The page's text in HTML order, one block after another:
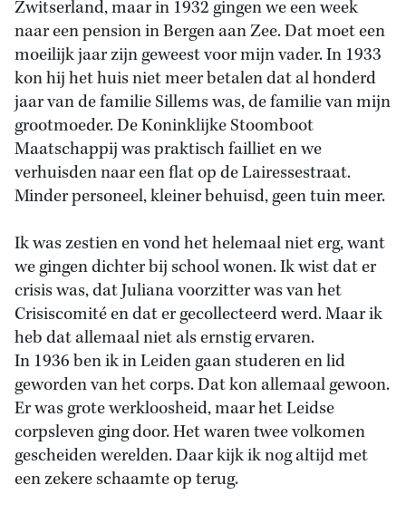
Zwitserland, maar in 1932 gingen we een week
naar een pension in Bergen aan Zee. Dat moet een
moeilijk jaar zijn geweest voor mijn vader. In 1933
kon hij het huis niet meer betalen dat al honderd
jaar van de familie Sillems was, de familie van mijn
grootmoeder. De Koninklijke Stoomboot
Maatschappij was praktisch failliet en we
verhuisden naar een flat op de Lairessestraat.
Minder personeel, kleiner behuisd, geen tuin meer.
Ik was zestien en vond het helemaal niet erg, want
we gingen dichter bij school wonen. Ik wist dat er
crisis was, dat Juliana voorzitter was van het
Crisiscomité en dat er gecollecteerd werd. Maar ik
heb dat allemaal niet als ernstig ervaren.
In 1936 ben ik in Leiden gaan studeren en lid
geworden van het corps. Dat kon allemaal gewoon.
Er was grote werkloosheid, maar het Leidse
corpsleven ging door. Het waren twee volkomen
gescheiden werelden. Daar kijk ik nog altijd met
een zekere schaamte op terug.